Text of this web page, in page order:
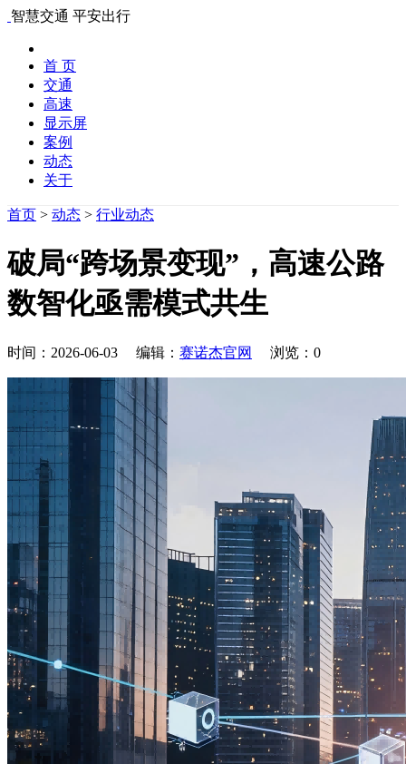
智慧交通 平安出行
首 页
交通
高速
显示屏
案例
动态
关于
首页 > 动态 > 行业动态
破局“跨场景变现”，高速公路
数智化亟需模式共生
时间：2026-06-03 编辑： 赛诺杰官网 浏览： 0